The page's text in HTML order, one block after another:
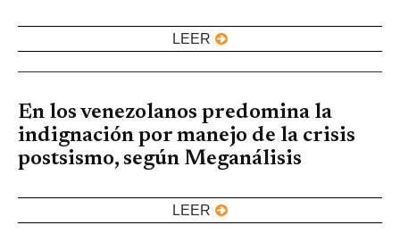
LEER
En los venezolanos predomina la
indignación por manejo de la crisis
postsismo, según Meganálisis
LEER